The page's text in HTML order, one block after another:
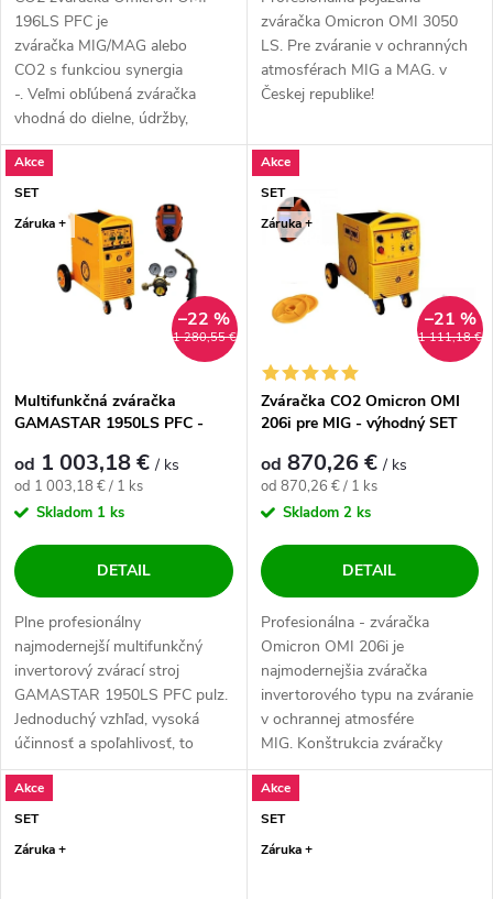
196LS PFC je
zváračka MIG/MAG alebo
CO2 s funkciou synergia
-. Veľmi obľúbená zváračka
vhodná do dielne, údržby,
domácnosti a ľahkú výrobu
-. Vysoko...
zváračka Omicron OMI 3050
LS. Pre zváranie v ochranných
atmosférach MIG a MAG. v
Českej republike!
Akce
SET
Záruka +
1 280,55 €
–22 %
Multifunkčná zváračka
GAMASTAR 1950LS PFC -
od 1 003,18 €/ ks
Jednotková cena:
od 1 003,18 € / 1 ks
Skladom 1 ks
DETAIL
Plne profesionálny
najmodernejší multifunkčný
invertorový zvárací stroj
GAMASTAR 1950LS PFC pulz.
Jednoduchý vzhľad, vysoká
účinnosť a spoľahlivosť, to
všetko na kolieskach....
Akce
SET
Záruka +
1 111,18 €
–21 %
Zváračka CO2 Omicron OMI
206i pre MIG - výhodný SET
od 870,26 €/ ks
Jednotková cena:
od 870,26 € / 1 ks
Skladom 2 ks
DETAIL
Profesionálna - zváračka
Omicron OMI 206i je
najmodernejšia zváračka
invertorového typu na zváranie
v ochrannej atmosfére
MIG. Konštrukcia zváračky
zaručuje vysokú spoľahlivosť...
Akce
SET
Záruka +
Akce
SET
Záruka +